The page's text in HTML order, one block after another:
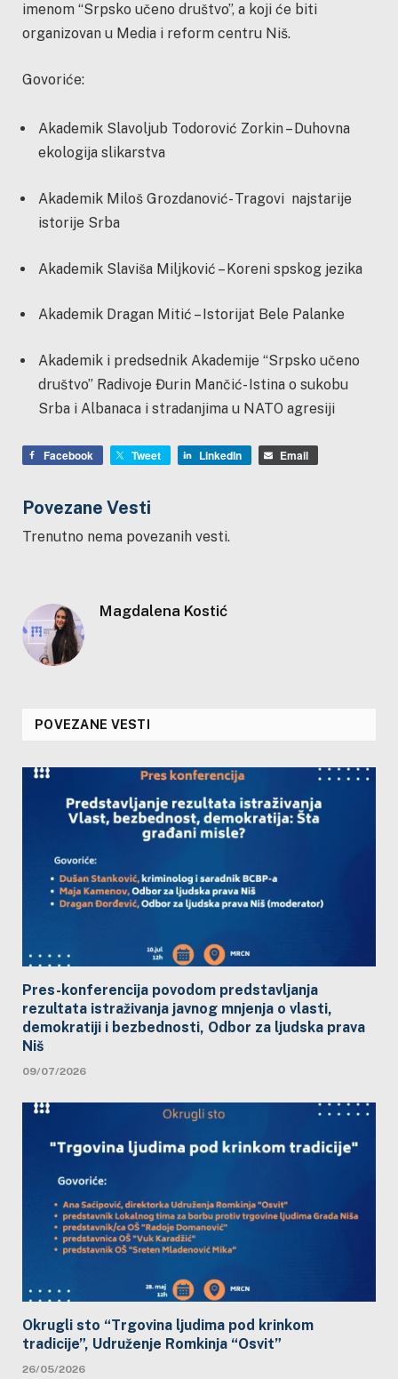
imenom “Srpsko učeno društvo”, a koji će biti
organizovan u Media i reform centru Niš.
Govoriće:
Akademik Slavoljub Todorović Zorkin – Duhovna
ekologija slikarstva
Akademik Miloš Grozdanović- Tragovi najstarije
istorije Srba
Akademik Slaviša Miljković – Koreni spskog jezika
Akademik Dragan Mitić – Istorijat Bele Palanke
Akademik i predsednik Akademije “Srpsko učeno
društvo” Radivoje Đurin Mančić- Istina o sukobu
Srba i Albanaca i stradanjima u NATO agresiji
Facebook Tweet LinkedIn Email
Povezane Vesti
Trenutno nema povezanih vesti.
Magdalena Kostić
POVEZANE VESTI
Pres-konferencija povodom predstavljanja
rezultata istraživanja javnog mnjenja o vlasti,
demokratiji i bezbednosti, Odbor za ljudska prava
Niš
09/07/2026
Okrugli sto “Trgovina ljudima pod krinkom
tradicije”, Udruženje Romkinja “Osvit”
26/05/2026